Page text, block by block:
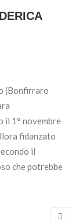
(Bonfirraro
il 1° novembre
fidanzato
il
che potrebbe